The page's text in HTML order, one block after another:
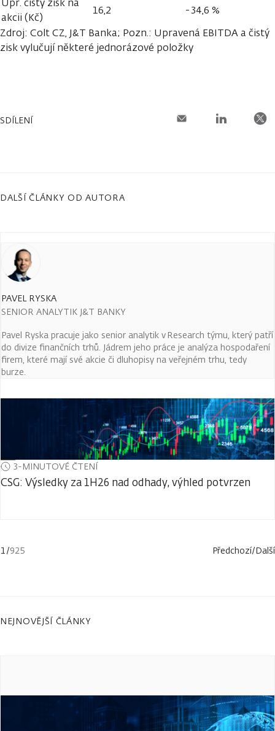
akcii (Kč)
16,2
-34,6 %
Zdroj: Colt CZ, J&T Banka; Pozn.: Upravená EBITDA a čistý
zisk vylučují některé jednorázové položky
SDÍLENÍ
DALŠÍ ČLÁNKY OD AUTORA
PAVEL RYSKA
SENIOR ANALYTIK J&T BANKY
Pavel Ryska pracuje jako senior analytik v Research týmu, který patří
do divize finančních trhů. Jádrem jeho práce je analýza hospodaření
firem, které mají své akcie či dluhopisy na veřejném trhu, tedy
burze.
3-MINUTOVÉ ČTENÍ
CSG: Výsledky za 1H26 nad odhady, výhled potvrzen
1/925 Předchozí/Další
NEJNOVĚJŠÍ ČLÁNKY